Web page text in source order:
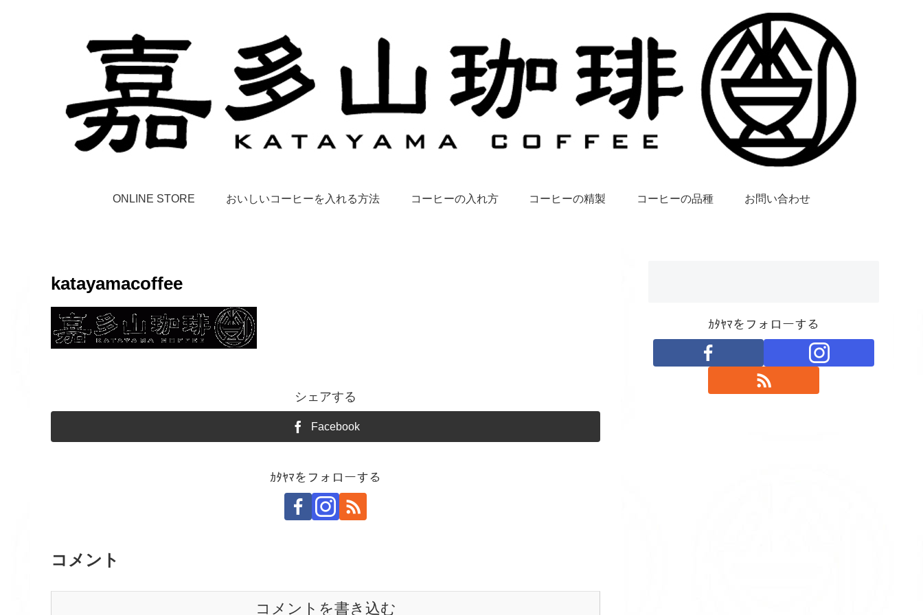
ONLINE STORE おいしいコーヒーを入れる方法 コーヒーの入れ方 コーヒーの精製 コーヒーの品種 お問い合わせ
katayamacoffee
シェアする
Facebook
ｶﾀﾔﾏをフォローする
コメント
コメントを書き込む
ｶﾀﾔﾏをフォローする